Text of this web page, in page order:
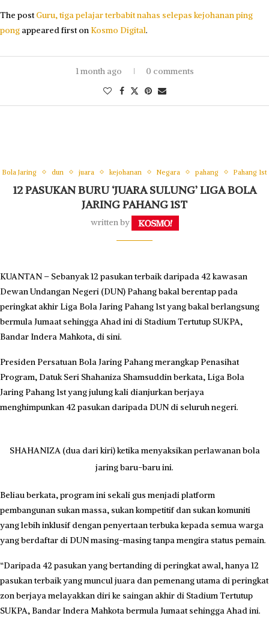
The postGuru, tiga pelajar terbabit nahas selepas kejohanan ping
pong appeared first on Kosmo Digital.
1 month ago 0 comments
Bola Jaring dun juara kejohanan Negara pahang Pahang 1st
12 PASUKAN BURU ‘JUARA SULUNG’ LIGA BOLA
JARING PAHANG 1ST
written by
KUANTAN – Sebanyak 12 pasukan terbaik daripada 42 kawasan
Dewan Undangan Negeri (DUN) Pahang bakal berentap pada
peringkat akhir Liga Bola Jaring Pahang 1st yang bakal berlangsung
bermula Jumaat sehingga Ahad ini di Stadium Tertutup SUKPA,
Bandar Indera Mahkota, di sini.
Presiden Persatuan Bola Jaring Pahang merangkap Penasihat
Program, Datuk Seri Shahaniza Shamsuddin berkata, Liga Bola
Jaring Pahang 1st yang julung kali dianjurkan berjaya
menghimpunkan 42 pasukan daripada DUN di seluruh negeri.
SHAHANIZA (dua dari kiri) ketika menyaksikan perlawanan bola
jaring baru-baru ini.
Beliau berkata, program ini sekali gus menjadi platform
pembangunan sukan massa, sukan kompetitif dan sukan komuniti
yang lebih inklusif dengan penyertaan terbuka kepada semua warga
yang berdaftar di DUN masing-masing tanpa mengira status pemain.
“Daripada 42 pasukan yang bertanding di peringkat awal, hanya 12
pasukan terbaik yang muncul juara dan pemenang utama di peringkat
zon berjaya melayakkan diri ke saingan akhir di Stadium Tertutup
SUKPA, Bandar Indera Mahkota bermula Jumaat sehingga Ahad ini.